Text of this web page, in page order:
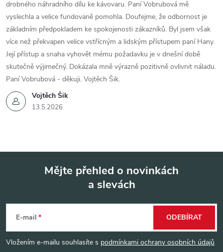
Vojtěch Šik
13.5.2026
drobného náhradního dílu ke kávovaru. Paní Vobrubová mě
vyslechla a velice fundovaně pomohla. Doufejme, že odbornost je
základním předpokladem ke spokojenosti zákazníků. Byl jsem však
více než překvapen velice vstřícným a lidským přístupem paní Hany.
Její přístup a snaha vyhovět mému požadavku je v dnešní době
skutečně výjimečný. Dokázala mně výrazně pozitivně ovlivnit náladu.
Paní Vobrubová - děkuji. Vojtěch Šik.
p
Mějte přehled o novinkách
a slevách
E-mail
Vložením e-mailu souhlasíte s podmínkami ochrany osobních údajů
ODEBÍRAT